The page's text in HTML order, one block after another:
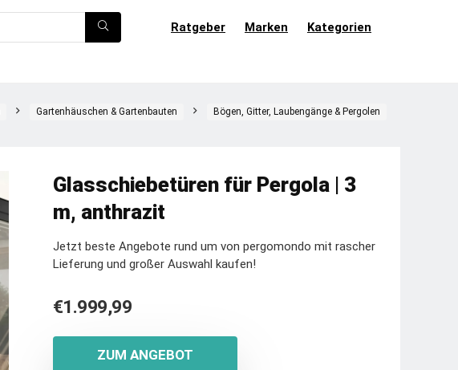
Ratgeber Marken Kategorien
Gartenhäuschen & Gartenbauten
Bögen, Gitter, Laubengänge & Pergolen
Glasschiebetüren für Pergola | 3
m, anthrazit
Jetzt beste Angebote rund um von pergomondo mit rascher
Lieferung und großer Auswahl kaufen!
€1.999,99
ZUM ANGEBOT